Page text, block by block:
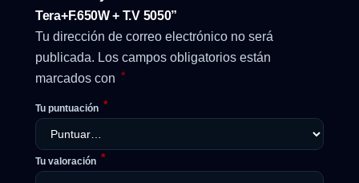
Tera+F.650W + T.V 5050”
Tu dirección de correo electrónico no será
publicada. Los campos obligatorios están
marcados con *
Tu puntuación *
Tu valoración *